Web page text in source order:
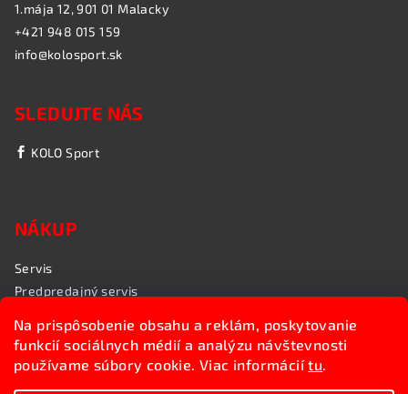
Na prispôsobenie obsahu a reklám, poskytovanie
funkcií sociálnych médií a analýzu návštevnosti
používame súbory cookie. Viac informáciítu.
1.mája 12, 901 01 Malacky
+421 948 015 159
info@kolosport.sk
SLEDUJTE NÁS
KOLO Sport
NÁKUP
Servis
Predpredajný servis
Rozvoz bicyklov
Poradenstvo